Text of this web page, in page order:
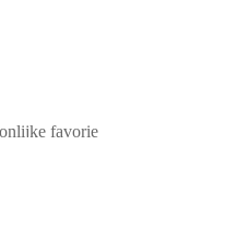
favorie